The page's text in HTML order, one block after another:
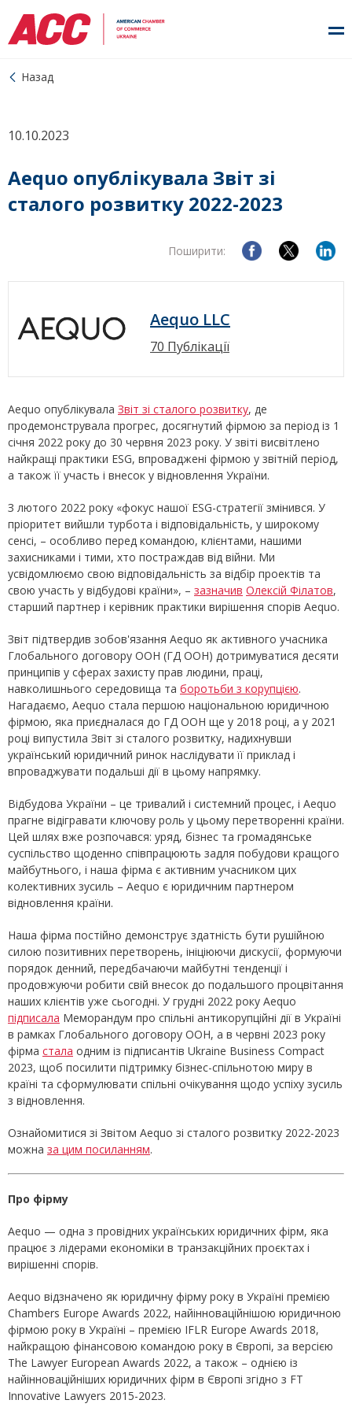
Назад
10.10.2023
Aequo опублікувала Звіт зі
сталого розвитку 2022-2023
Поширити:
Aequo LLC
70 Публікації
Aequo опублікувала Звіт зі сталого розвитку, де
продемонструвала прогрес, досягнутий фірмою за період із 1
січня 2022 року до 30 червня 2023 року. У звіті висвітлено
найкращі практики ESG, впроваджені фірмою у звітній період,
а також її участь і внесок у відновлення України.
З лютого 2022 року «фокус нашої ESG-стратегії змінився. У
пріоритет вийшли турбота і відповідальність, у широкому
сенсі, – особливо перед командою, клієнтами, нашими
захисниками і тими, хто постраждав від війни. Ми
усвідомлюємо свою відповідальність за відбір проектів та
свою участь у відбудові країни», – зазначив Олексій Філатов,
старший партнер і керівник практики вирішення спорів Aequo.
Звіт підтвердив зобов'язання Aequo як активного учасника
Глобального договору ООН (ГД ООН) дотримуватися десяти
принципів у сферах захисту прав людини, праці,
навколишнього середовища та боротьби з корупцією.
Нагадаємо, Aequo стала першою національною юридичною
фірмою, яка приєдналася до ГД ООН ще у 2018 році, а у 2021
році випустила Звіт зі сталого розвитку, надихнувши
український юридичний ринок наслідувати її приклад і
впроваджувати подальші дії в цьому напрямку.
Відбудова України – це тривалий і системний процес, і Aequo
прагне відігравати ключову роль у цьому перетворенні країни.
Цей шлях вже розпочався: уряд, бізнес та громадянське
суспільство щоденно співпрацюють задля побудови кращого
майбутнього, і наша фірма є активним учасником цих
колективних зусиль – Aequo є юридичним партнером
відновлення країни.
Наша фірма постійно демонструє здатність бути рушійною
силою позитивних перетворень, ініціюючи дискусії, формуючи
порядок денний, передбачаючи майбутні тенденції і
продовжуючи робити свій внесок до подальшого процвітання
наших клієнтів уже сьогодні. У грудні 2022 року Aequo
підписала Меморандум про спільні антикорупційні дії в Україні
в рамках Глобального договору ООН, а в червні 2023 року
фірма стала одним із підписантів Ukraine Business Compact
2023, щоб посилити підтримку бізнес-спільнотою миру в
країні та сформулювати спільні очікування щодо успіху зусиль
з відновлення.
Ознайомитися зі Звітом Aequo зі сталого розвитку 2022-2023
можна за цим посиланням.
Про фірму
Aequo — одна з провідних українських юридичних фірм, яка
працює з лідерами економіки в транзакційних проєктах і
вирішенні спорів.
Aequo відзначено як юридичну фірму року в Україні премією
Chambers Europe Awards 2022, найінноваційнішою юридичною
фірмою року в Україні – премією IFLR Europe Awards 2018,
найкращою фінансовою командою року в Європі, за версією
The Lawyer European Awards 2022, а також – однією із
найінноваційніших юридичних фірм в Європі згідно з FT
Innovative Lawyers 2015-2023.